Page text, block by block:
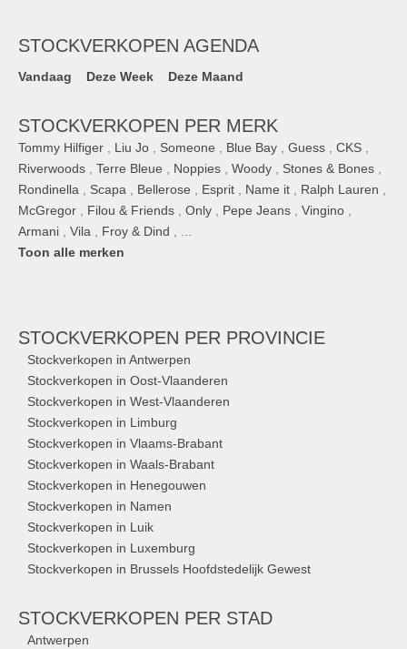
STOCKVERKOPEN AGENDA
Vandaag Deze Week Deze Maand
STOCKVERKOPEN PER MERK
Tommy Hilfiger , Liu Jo , Someone , Blue Bay , Guess , CKS ,
Riverwoods , Terre Bleue , Noppies , Woody , Stones & Bones ,
Rondinella , Scapa , Bellerose , Esprit , Name it , Ralph Lauren ,
McGregor , Filou & Friends , Only , Pepe Jeans , Vingino ,
Armani , Vila , Froy & Dind , ...
Toon alle merken
STOCKVERKOPEN PER PROVINCIE
Stockverkopen in Antwerpen
Stockverkopen in Oost-Vlaanderen
Stockverkopen in West-Vlaanderen
Stockverkopen in Limburg
Stockverkopen in Vlaams-Brabant
Stockverkopen in Waals-Brabant
Stockverkopen in Henegouwen
Stockverkopen in Namen
Stockverkopen in Luik
Stockverkopen in Luxemburg
Stockverkopen in Brussels Hoofdstedelijk Gewest
STOCKVERKOPEN PER STAD
Antwerpen